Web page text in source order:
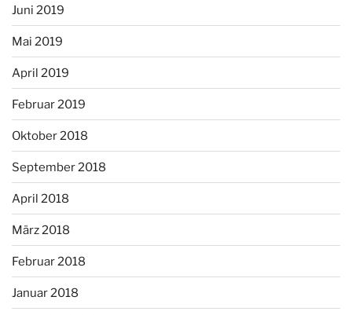
Juni 2019
Mai 2019
April 2019
Februar 2019
Oktober 2018
September 2018
April 2018
März 2018
Februar 2018
Januar 2018